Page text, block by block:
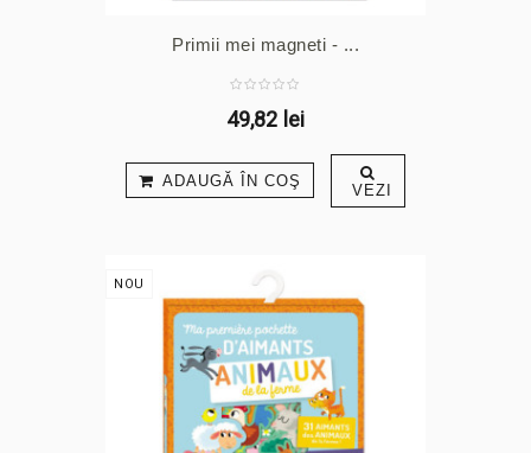
Primii mei magneti - ...
49,82 lei
ADAUGĂ ÎN COŞ VEZI
NOU